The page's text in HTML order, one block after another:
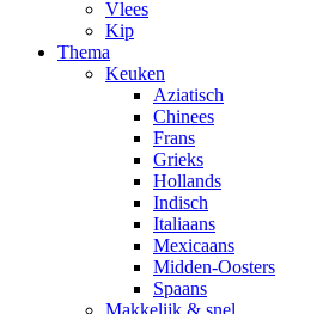
Vlees
Kip
Thema
Keuken
Aziatisch
Chinees
Frans
Grieks
Hollands
Indisch
Italiaans
Mexicaans
Midden-Oosters
Spaans
Makkelijk & snel